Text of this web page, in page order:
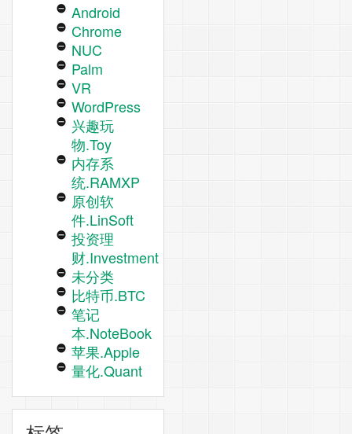
Android
Chrome
NUC
Palm
VR
WordPress
兴趣玩
物.Toy
内存系
统.RAMXP
原创软
件.LinSoft
投资理
财.Investment
未分类
比特币.BTC
笔记
本.NoteBook
苹果.Apple
量化.Quant